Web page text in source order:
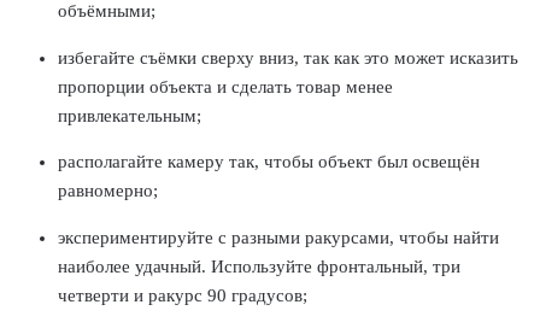
объёмными;
избегайте съёмки сверху вниз, так как это может исказить
пропорции объекта и сделать товар менее
привлекательным;
располагайте камеру так, чтобы объект был освещён
равномерно;
экспериментируйте с разными ракурсами, чтобы найти
наиболее удачный. Используйте фронтальный, три
четверти и ракурс 90 градусов;